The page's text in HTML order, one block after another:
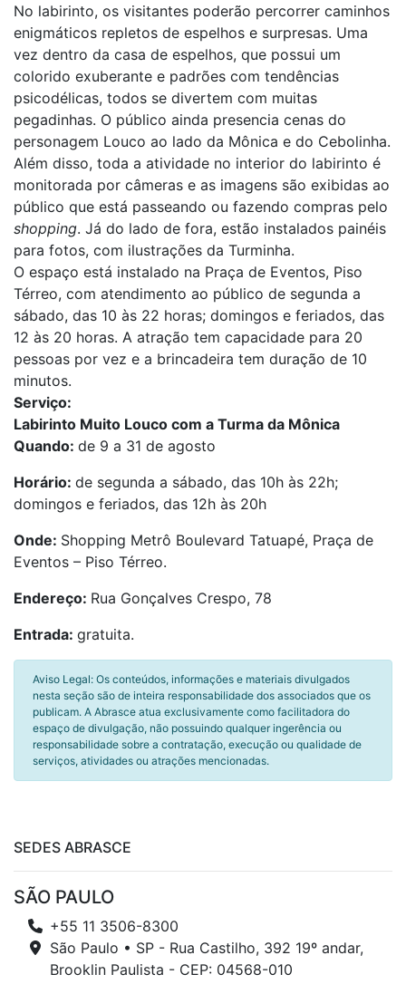
No labirinto, os visitantes poderão percorrer caminhos
enigmáticos repletos de espelhos e surpresas. Uma
vez dentro da casa de espelhos, que possui um
colorido exuberante e padrões com tendências
psicodélicas, todos se divertem com muitas
pegadinhas. O público ainda presencia cenas do
personagem Louco ao lado da Mônica e do Cebolinha.
Além disso, toda a atividade no interior do labirinto é
monitorada por câmeras e as imagens são exibidas ao
público que está passeando ou fazendo compras pelo
shopping. Já do lado de fora, estão instalados painéis
para fotos, com ilustrações da Turminha.
O espaço está instalado na Praça de Eventos, Piso
Térreo, com atendimento ao público de segunda a
sábado, das 10 às 22 horas; domingos e feriados, das
12 às 20 horas. A atração tem capacidade para 20
pessoas por vez e a brincadeira tem duração de 10
minutos.
Serviço:
Labirinto Muito Louco com a Turma da Mônica
Quando: de 9 a 31 de agosto
Horário: de segunda a sábado, das 10h às 22h;
domingos e feriados, das 12h às 20h
Onde: Shopping Metrô Boulevard Tatuapé, Praça de
Eventos – Piso Térreo.
Endereço: Rua Gonçalves Crespo, 78
Entrada: gratuita.
Aviso Legal: Os conteúdos, informações e materiais divulgados
nesta seção são de inteira responsabilidade dos associados que os
publicam. A Abrasce atua exclusivamente como facilitadora do
espaço de divulgação, não possuindo qualquer ingerência ou
responsabilidade sobre a contratação, execução ou qualidade de
serviços, atividades ou atrações mencionadas.
SEDES ABRASCE
SÃO PAULO
+55 11 3506-8300
São Paulo • SP - Rua Castilho, 392 19º andar,
Brooklin Paulista - CEP: 04568-010